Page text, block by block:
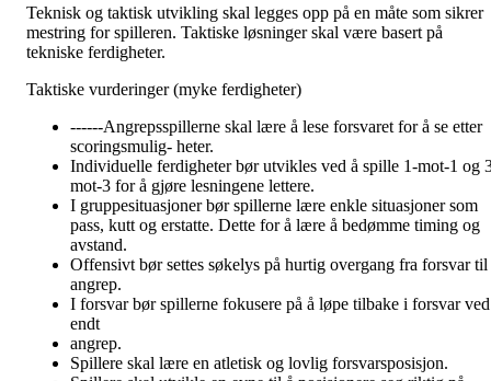
Teknisk og taktisk utvikling skal legges opp på en måte som sikrer
mestring for spilleren. Taktiske løsninger skal være basert på
tekniske ferdigheter.
Taktiske vurderinger (myke ferdigheter)
------Angrepsspillerne skal lære å lese forsvaret for å se etter
scoringsmulig- heter.
Individuelle ferdigheter bør utvikles ved å spille 1-mot-1 og
mot-3 for å gjøre lesningene lettere.
I gruppesituasjoner bør spillerne lære enkle situasjoner som
pass, kutt og erstatte. Dette for å lære å bedømme timing og
avstand.
Offensivt bør settes søkelys på hurtig overgang fra forsvar til
angrep.
I forsvar bør spillerne fokusere på å løpe tilbake i forsvar ved
endt
angrep.
Spillere skal lære en atletisk og lovlig forsvarsposisjon.